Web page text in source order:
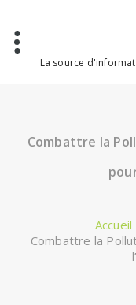
contenu
La source
Combattre la
Accueil
Combattre la